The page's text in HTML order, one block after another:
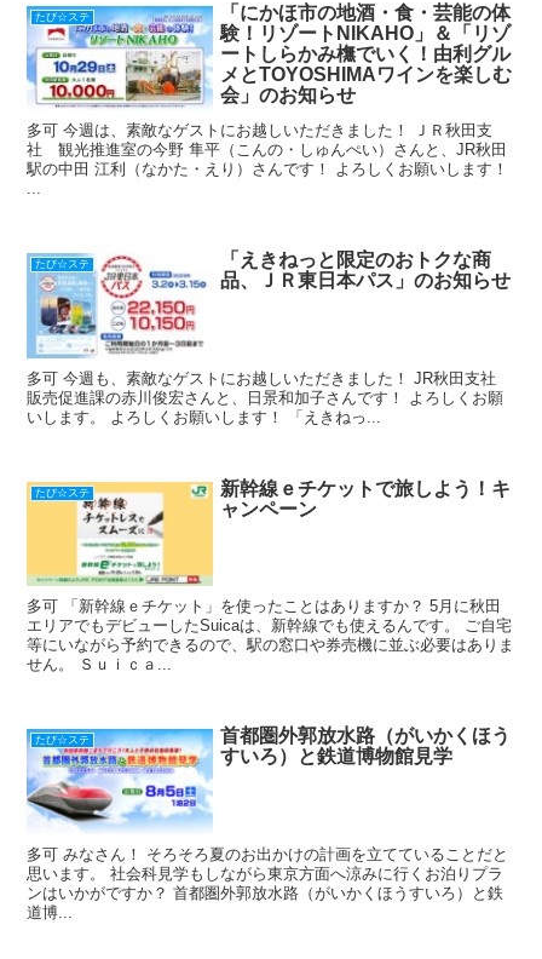
たび☆ステ
「にかほ市の地酒・食・芸能の体
験！リゾートNIKAHO」＆「リゾ
ートしらかみ橅でいく！由利グル
メとTOYOSHIMAワインを楽しむ
会」のお知らせ
多可 今週は、素敵なゲストにお越しいただきました！ ＪＲ秋田支
社 観光推進室の今野 隼平（こんの・しゅんぺい）さんと、JR秋田
駅の中田 江利（なかた・えり）さんです！ よろしくお願いします！
...
たび☆ステ
「えきねっと限定のおトクな商
品、ＪＲ東日本パス」のお知らせ
多可 今週も、素敵なゲストにお越しいただきました！ JR秋田支社
販売促進課の赤川俊宏さんと、日景和加子さんです！ よろしくお願
いします。 よろしくお願いします！ 「えきねっ...
たび☆ステ
新幹線ｅチケットで旅しよう！キ
ャンペーン
多可 「新幹線ｅチケット」を使ったことはありますか？ 5月に秋田
エリアでもデビューしたSuicaは、新幹線でも使えるんです。 ご自宅
等にいながら予約できるので、駅の窓口や券売機に並ぶ必要はありま
せん。 Ｓｕｉｃａ...
たび☆ステ
首都圏外郭放水路（がいかくほう
すいろ）と鉄道博物館見学
多可 みなさん！ そろそろ夏のお出かけの計画を立てていることだと
思います。 社会科見学もしながら東京方面へ涼みに行くお泊りプラ
ンはいかがですか？ 首都圏外郭放水路（がいかくほうすいろ）と鉄
道博...